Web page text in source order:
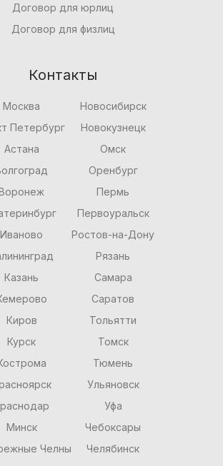
Договор для юрлиц
Договор для физлиц
Контакты
Москва
Петербург
Астана
Иваново
Казань
Киров
Курск
Минск
Челны
Новосибирск
Новокузнецк
Омск
Оренбург
Пермь
Первоуральск
Ростов-на-Дону
Рязань
Самара
Саратов
Тольятти
Томск
Тюмень
Ульяновск
Уфа
Чебоксары
Челябинск